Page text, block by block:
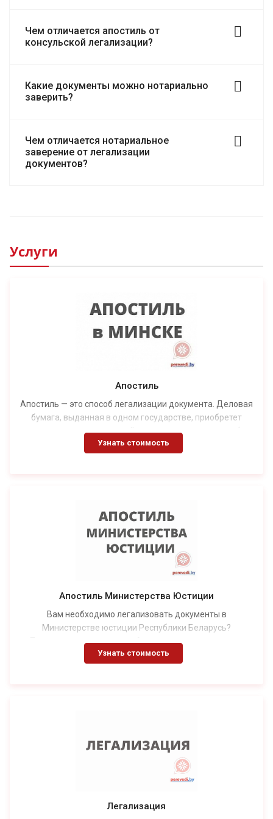
Чем отличается апостиль от
консульской легализации?
Какие документы можно нотариально
заверить?
Чем отличается нотариальное
заверение от легализации
документов?
Услуги
Апостиль
Апостиль — это способ легализации документа. Деловая
бумага, выданная в одном государстве, приобретет
юридическую силу в другой стране только после особых
процедур, подтверждающих ее легитимность. Самый
процедуру — консульскую легализацию документов.
Узнать стоимость
Апостиль Министерства Юстиции
Вам необходимо легализовать документы в
Министерстве юстиции Республики Беларусь?
Понимание процесса и выбор правильного партнера
могут существенно упростить этот путь. «Perevedi.by»
Узнать стоимость
Легализация